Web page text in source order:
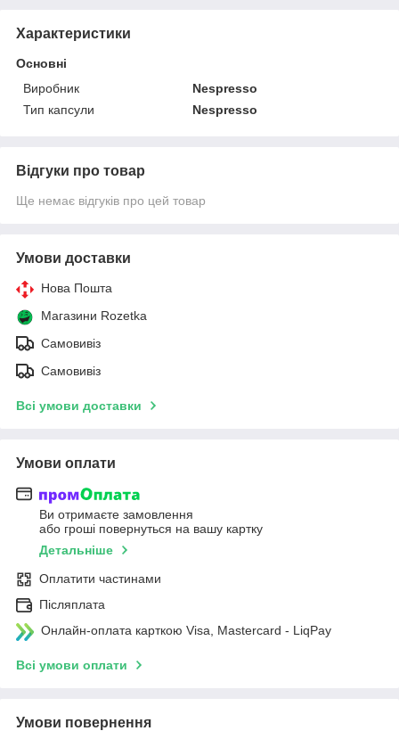
Характеристики
Основні
Виробник
Nespresso
Тип капсули
Nespresso
Відгуки про товар
Ще немає відгуків про цей товар
Умови доставки
Нова Пошта
Магазини Rozetka
Самовивіз
Самовивіз
Всі умови доставки
Умови оплати
Ви отримаєте замовлення
або гроші повернуться на вашу картку
Детальніше
Оплатити частинами
Післяплата
Онлайн-оплата карткою Visa, Mastercard - LiqPay
Всі умови оплати
Умови повернення